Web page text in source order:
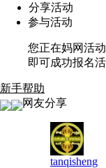
分享活动
参与活动
您正在妈网活
即可成功报名活
新手帮助
网友分享
tanqisheng